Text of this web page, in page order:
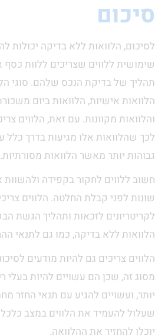
סיכום
לסיכום, הלוואות ללא בדיקה יכולות
שימושית ללווים שצריכים ללוות כסף
תהליך של בדיקת הנכס שלהם. סוגי
הלוואות אישיות, הלוואות ביום
והלוואות מקוונות. עם זאת, הלווים
לכך שהלוואות אלו מגיעות בדרך כלל
גבוהות יותר מאשר הלוואות מסורתיות.
חשוב ללווים לחקור בקפידה ולהשוות
שונות לפני קבלת החלטה. הלווים
לקריטריונים לזכאות ותהליך הגשת
הלוואות ללא בדיקה, כמו גם לתנאי
הלווים צריכים גם להיות מודעים
מסוג זה, שכן הם עשויים להיות בעלי
יותר, ועשויים להגיע עם תנאי החזר
שעלול להעמיד את הלווים במצב
יוכלו להחזיר את ההלוואה.